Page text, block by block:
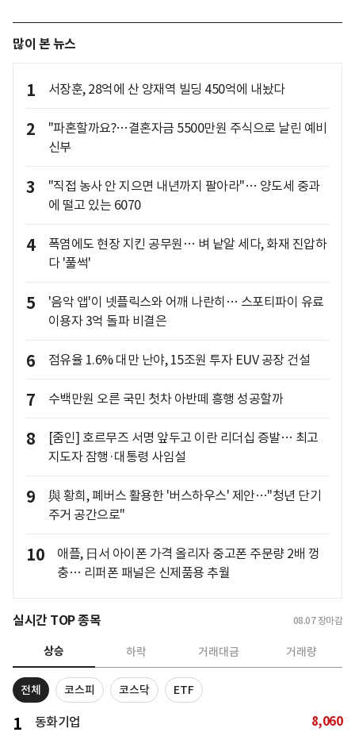
많이 본 뉴스
1 서장훈, 28억에 산 양재역 빌딩 450억에 내놨다
2
"파혼할까요?…결혼자금 5500만원 주식으로 날린 예비
신부
3
"직접 농사 안 지으면 내년까지 팔아라"… 양도세 중과
에 떨고 있는 6070
4
폭염에도 현장 지킨 공무원… 벼 낱알 세다, 화재 진압하
다 '풀썩'
5
'음악 앱'이 넷플릭스와 어깨 나란히… 스포티파이 유료
이용자 3억 돌파 비결은
6 점유율 1.6% 대만 난야, 15조원 투자 EUV 공장 건설
7 수백만원 오른 국민 첫차 아반떼 흥행 성공할까
8
[줌인] 호르무즈 서명 앞두고 이란 리더십 증발… 최고
지도자 잠행·대통령 사임설
9
與 황희, 폐버스 활용한 '버스하우스' 제안…"청년 단기
주거 공간으로"
10
애플, 日서 아이폰 가격 올리자 중고폰 주문량 2배 껑
충… 리퍼폰 패널은 신제품용 추월
실시간 TOP 종목 08.07 장마감
상승 하락 거래대금 거래량
전체 코스피 코스닥 ETF
1 동화기업 8,060